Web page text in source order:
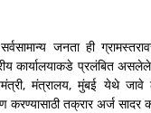
जनता ही
कार्यालयाकडे प्रलंबित
मंत्रालय, मुंबई येथे
करण्यासाठी तक्रार अर्ज सादर